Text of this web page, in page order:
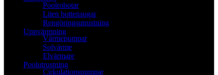
Poolrobotar
Liten bottensugar
Rengöringsutrustning
Uppvärmning
Värmepumpar
Solvärme
Elvärmare
Poolutrustning
Cirkulationspumpar